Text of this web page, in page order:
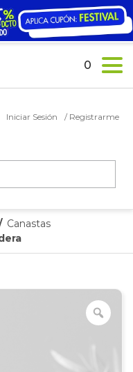
Iniciar Sesión / Registrarme
0
Canastas